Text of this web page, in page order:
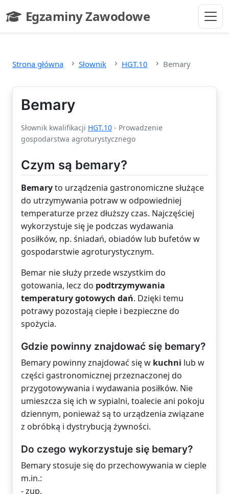
Egzaminy Zawodowe
- strona główna
Strona główna Słownik HGT.10 Bemary
Bemary
Słownik kwalifikacji HGT.10 - Prowadzenie
gospodarstwa agroturystycznego
Czym są bemary?
Bemaryto urządzenia gastronomiczne służące
do utrzymywania potraw w odpowiedniej
temperaturze przez dłuższy czas. Najczęściej
wykorzystuje się je podczas wydawania
posiłków, np. śniadań, obiadów lub bufetów w
gospodarstwie agroturystycznym.
Bemar nie służy przede wszystkim do
gotowania, lecz do podtrzymywania
temperatury gotowych dań. Dzięki temu
potrawy pozostają ciepłe i bezpieczne do
spożycia.
Gdzie powinny znajdować się bemary?
Bemary powinny znajdować się w kuchni lub w
części gastronomicznej przeznaczonej do
przygotowywania i wydawania posiłków. Nie
umieszcza się ich w sypialni, toalecie ani pokoju
dziennym, ponieważ są to urządzenia związane
z obróbką i dystrybucją żywności.
Do czego wykorzystuje się bemary?
Bemary stosuje się do przechowywania w cieple
m.in.:
- zup,